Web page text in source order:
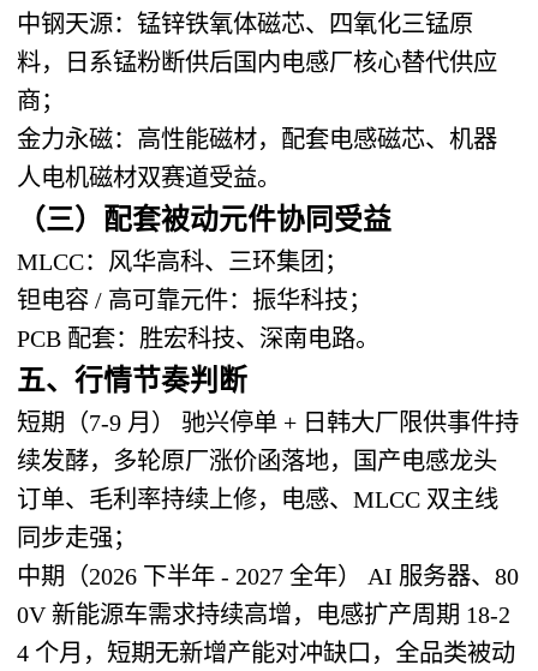
中钢天源：锰锌铁氧体磁芯、四氧化三锰原
料，日系锰粉断供后国内电感厂核心替代供应
商；
金力永磁：高性能磁材，配套电感磁芯、机器
人电机磁材双赛道受益。
（三）配套被动元件协同受益
MLCC：风华高科、三环集团；
钽电容 / 高可靠元件：振华科技；
PCB 配套：胜宏科技、深南电路。
五、行情节奏判断
短期（7-9 月）
驰兴停单 + 日韩大厂限供事件持
续发酵，多轮原厂涨价函落地，国产电感龙头
订单、毛利率持续上修，电感、MLCC 双主线
同步走强；
中期（2026 下半年 - 2027 全年）
AI 服务器、80
0V 新能源车需求持续高增，电感扩产周期 18-2
4 个月，短期无新增产能对冲缺口，全品类被动